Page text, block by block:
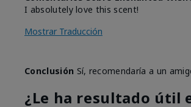
I absolutely love this scent!
Mostrar Traducción
Conclusión Sí, recomendaría a un
¿Le ha resultado útil